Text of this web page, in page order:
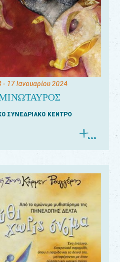
- 17 Ιανουαρίου 2024
ΣΥΝΕΔΡΙΑΚΟ ΚΕΝΤΡΟ